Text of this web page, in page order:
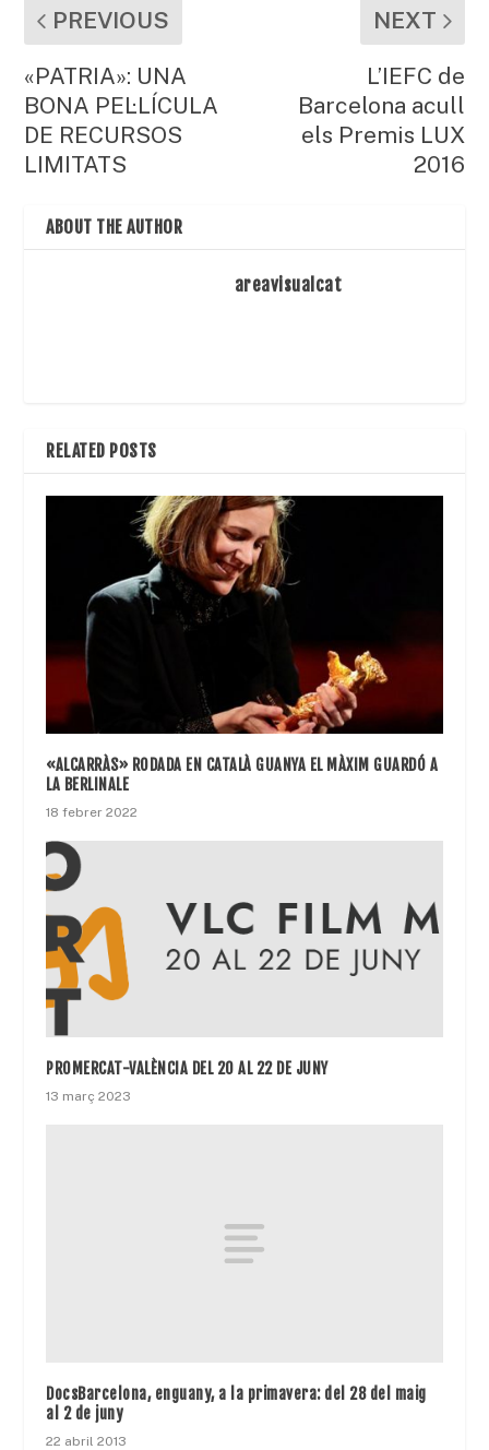
PREVIOUS
«PATRIA»: UNA
BONA PEL·LÍCULA
DE RECURSOS
LIMITATS
NEXT
L’IEFC de
Barcelona acull
els Premis LUX
2016
ABOUT THE AUTHOR
areavisualcat
RELATED POSTS
«ALCARRÀS» RODADA EN CATALÀ GUANYA EL MÀXIM GUARDÓ A
LA BERLINALE
18 febrer 2022
PROMERCAT-VALÈNCIA DEL 20 AL 22 DE JUNY
13 març 2023
DocsBarcelona, enguany, a la primavera: del 28 del maig
al 2 de juny
22 abril 2013